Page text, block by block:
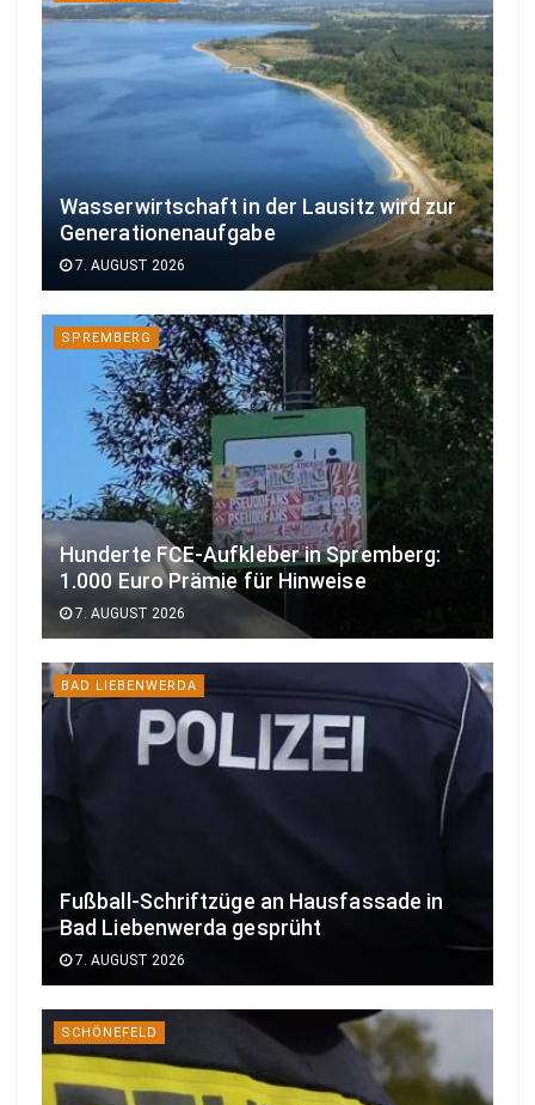
Wasserwirtschaft in der Lausitz wird zur
Generationenaufgabe
7. AUGUST 2026
SPREMBERG
Hunderte FCE-Aufkleber in Spremberg:
1.000 Euro Prämie für Hinweise
7. AUGUST 2026
BAD LIEBENWERDA
Fußball-Schriftzüge an Hausfassade in
Bad Liebenwerda gesprüht
7. AUGUST 2026
SCHÖNEFELD